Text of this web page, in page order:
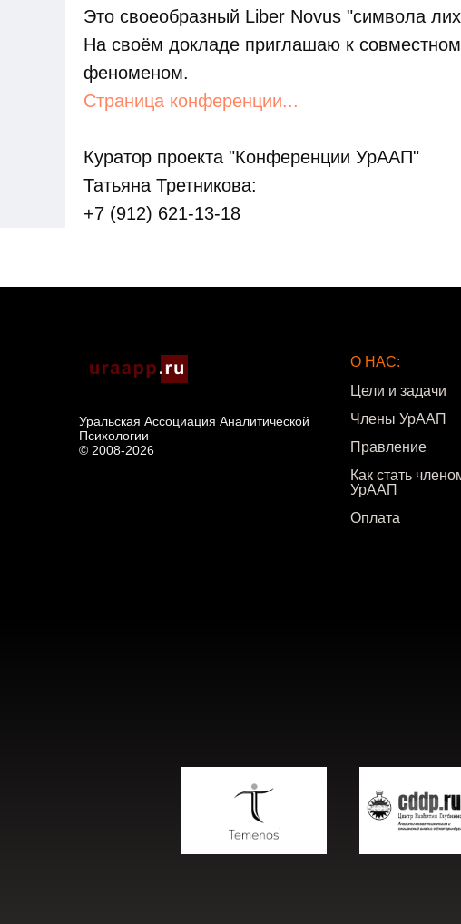
Это своеобразный Liber Novus "символа
На своём докладе приглашаю к
феноменом.
Страница конференции...
Куратор проекта "Конференции УрААП"
Татьяна Третникова:
+7 (912) 621-13-18
Уральская Ассоциация Аналитической
Психологии
© 2008-2026
О НАС:
Цели и задачи
Члены УрААП
Правление
Как стать
УрААП
Оплата